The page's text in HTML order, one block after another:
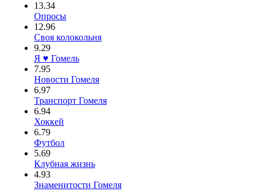
13.34
Опросы
12.96
Своя колокольня
9.29
Я ♥ Гомель
7.95
Новости Гомеля
6.97
Транспорт Гомеля
6.94
Хоккей
6.79
Футбол
5.69
Клубная жизнь
4.93
Знаменитости Гомеля